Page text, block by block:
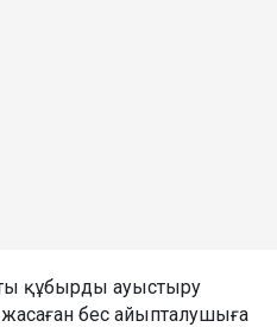
құбырды ауыстыру
бес айыпталушыға